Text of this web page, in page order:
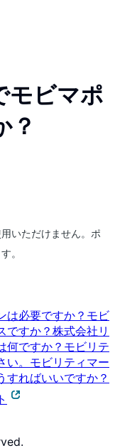
モビマポ
？
いただけません。ポ
。
は必要ですか？ モビ
ですか？ 株式会社リ
何ですか？ モビリテ
。 モビリティマー
すればいいですか？